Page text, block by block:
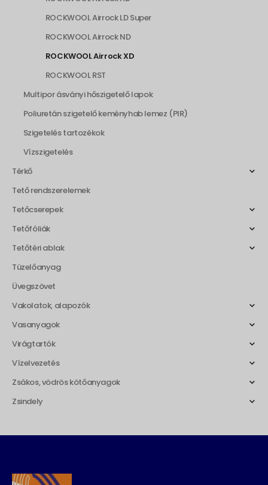
ROCKWOOL Airrock LD Super
ROCKWOOL Airrock ND
ROCKWOOL Airrock XD
ROCKWOOL RST
Multipor ásványi hőszigetelő lapok
Poliuretán szigetelő keményhab lemez (PIR)
Szigetelés tartozékok
Vízszigetelés
Térkő
Tető rendszerelemek
Tetőcserepek
Tetőfóliák
Tetőtéri ablak
Tüzelőanyag
Üvegszövet
Vakolatok, alapozók
Vasanyagok
Virágtartók
Vízelvezetés
Zsákos, vödrös kötőanyagok
Zsindely